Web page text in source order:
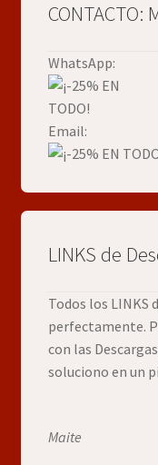
CONTACTO:
WhatsApp:
Email:
LINKS de
Todos los LINKS
perfectamente.
con las
soluciono en un
Maite